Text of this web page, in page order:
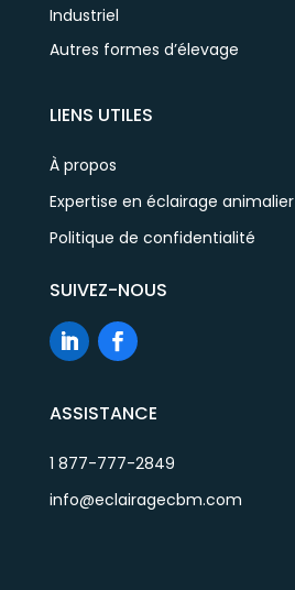
Industriel
Autres formes d’élevage
LIENS UTILES
À propos
Expertise en éclairage animalier
Politique de confidentialité
SUIVEZ-NOUS
ASSISTANCE
1 877-777-2849
info@eclairagecbm.com